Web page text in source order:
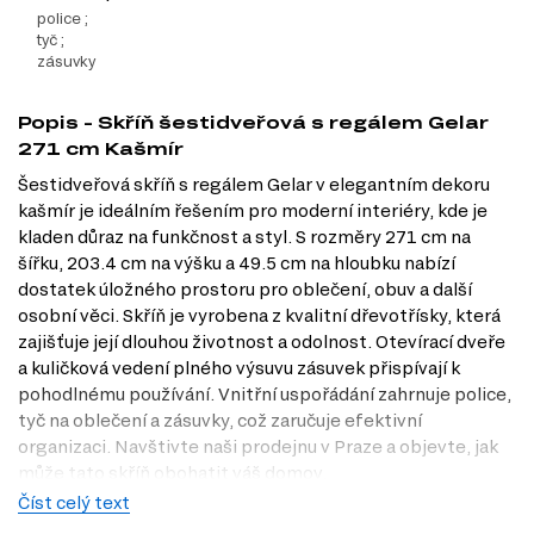
police ;
tyč ;
zásuvky
Popis - Skříň šestidveřová s regálem Gelar
271 cm Kašmír
Šestidveřová skříň s regálem Gelar v elegantním dekoru
kašmír je ideálním řešením pro moderní interiéry, kde je
kladen důraz na funkčnost a styl. S rozměry 271 cm na
šířku, 203.4 cm na výšku a 49.5 cm na hloubku nabízí
dostatek úložného prostoru pro oblečení, obuv a další
osobní věci. Skříň je vyrobena z kvalitní dřevotřísky, která
zajišťuje její dlouhou životnost a odolnost. Otevírací dveře
a kuličková vedení plného výsuvu zásuvek přispívají k
pohodlnému používání. Vnitřní uspořádání zahrnuje police,
tyč na oblečení a zásuvky, což zaručuje efektivní
organizaci. Navštivte naši prodejnu v Praze a objevte, jak
může tato skříň obohatit váš domov.
Dostupné modifikace produktu
Číst celý text